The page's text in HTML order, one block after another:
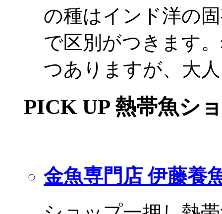
の種はインド洋の
で区別がつきます
つありますが、大
PICK UP 熱帯魚シ
金魚専門店 伊藤養